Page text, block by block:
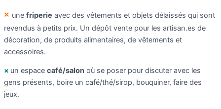
× une friperie avec des vêtements et objets délaissés qui sont
revendus à petits prix. Un dépôt vente pour les artisan.es de
décoration, de produits alimentaires, de vêtements et
accessoires.
× un espace café/salon où se poser pour discuter avec les
gens présents, boire un café/thé/sirop, bouquiner, faire des
jeux.